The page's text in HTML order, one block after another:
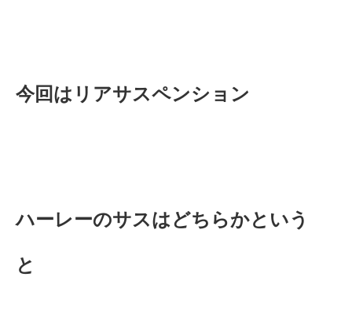
今回はリアサスペンション
ハーレーのサスはどちらかという
と